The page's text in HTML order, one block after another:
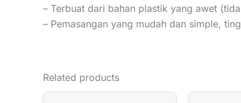
– Terbuat dari bahan plastik yang awet
– Pemasangan yang mudah dan simple,
Related products